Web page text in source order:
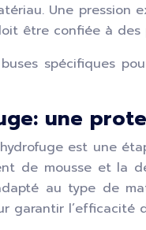
Une pression
être confiée à des
spécifiques
une
hydrofuge est une
de mousse et la
au type de
garantir l’efficacité